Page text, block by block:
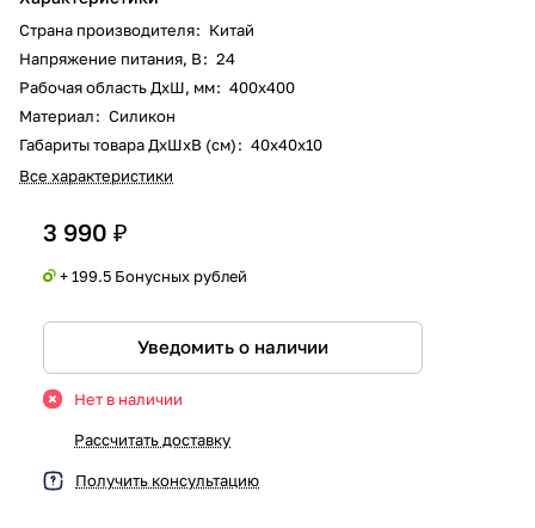
Страна производителя: Китай
Напряжение питания, В: 24
Рабочая область ДxШ, мм: 400х400
Материал: Силикон
Габариты товара ДxШxВ (см): 40х40х10
Все характеристики
3 990 ₽
+ 199.5 Бонусных рублей
Уведомить о наличии
Нет в наличии
Рассчитать доставку
Получить консультацию